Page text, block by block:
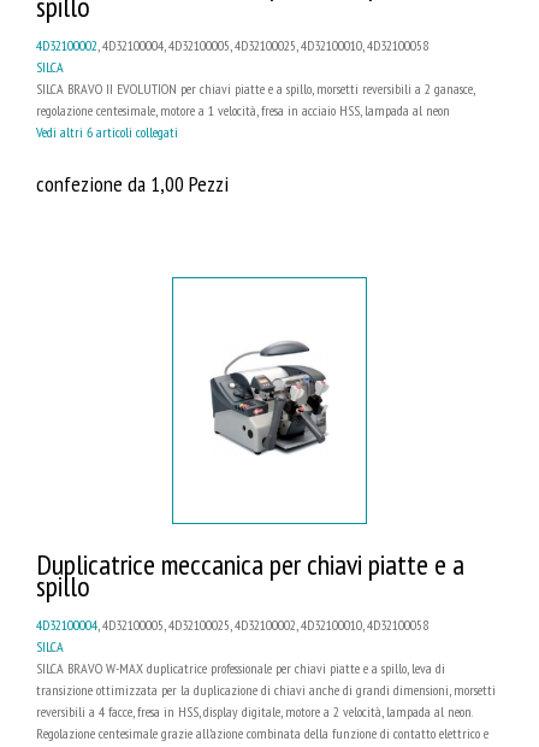
4D32100002, 4D32100004, 4D32100005, 4D32100025, 4D32100010, 4D32100058
SILCA
SILCA BRAVO II EVOLUTION per chiavi piatte e a spillo, morsetti reversibili a 2 ganasce,
regolazione centesimale, motore a 1 velocità, fresa in acciaio HSS, lampada al neon
Vedi altri 6 articoli collegati
confezione da 1,00 Pezzi
Duplicatrice meccanica per chiavi piatte e a
spillo
4D32100004 , 4D32100005, 4D32100025, 4D32100002, 4D32100010, 4D32100058
SILCA
SILCA BRAVO W-MAX duplicatrice professionale per chiavi piatte e a spillo, leva di
transizione ottimizzata per la duplicazione di chiavi anche di grandi dimensioni, morsetti
reversibili a 4 facce, fresa in HSS, display digitale, motore a 2 velocità, lampada al neon.
Regolazione centesimale grazie all’azione combinata della funzione di contatto elettrico e